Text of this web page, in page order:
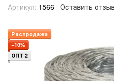
Артикул: 1566 Оставить отзыв
Распродажа
−10%
ОПТ 2